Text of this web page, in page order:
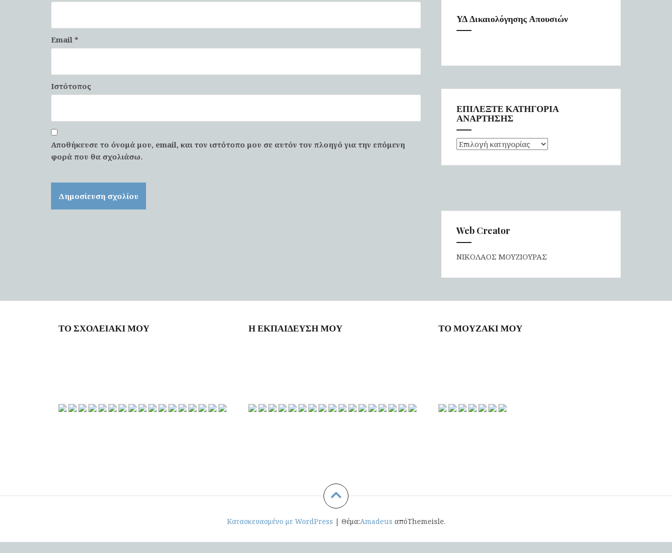
Email *
Ιστότοπος
Αποθήκευσε το όνομά μου, email, και τον ιστότοπο μου σε αυτόν τον πλοηγό για την επόμενη
φορά που θα σχολιάσω.
ΥΔ Δικαιολόγησης Απουσιών
ΕΠΙΛΕΞΤΕ ΚΑΤΗΓΟΡΙΑ
ΑΝΑΡΤΗΣΗΣ
ΕΠΙΛΕΞΤΕ
ΑΝΑΡΤΗΣΗΣ
Web Creator
ΝΙΚΟΛΑΟΣ ΜΟΥΖΙΟΥΡΑΣ
ΤΟ ΣΧΟΛΕΙΑΚΙ ΜΟΥ Η ΕΚΠΑΙΔΕΥΣΗ ΜΟΥ ΤΟ ΜΟΥΖΑΚΙ ΜΟΥ
Κατασκευασμένο με WordPress | Θέμα:Amadeus απόThemeisle.